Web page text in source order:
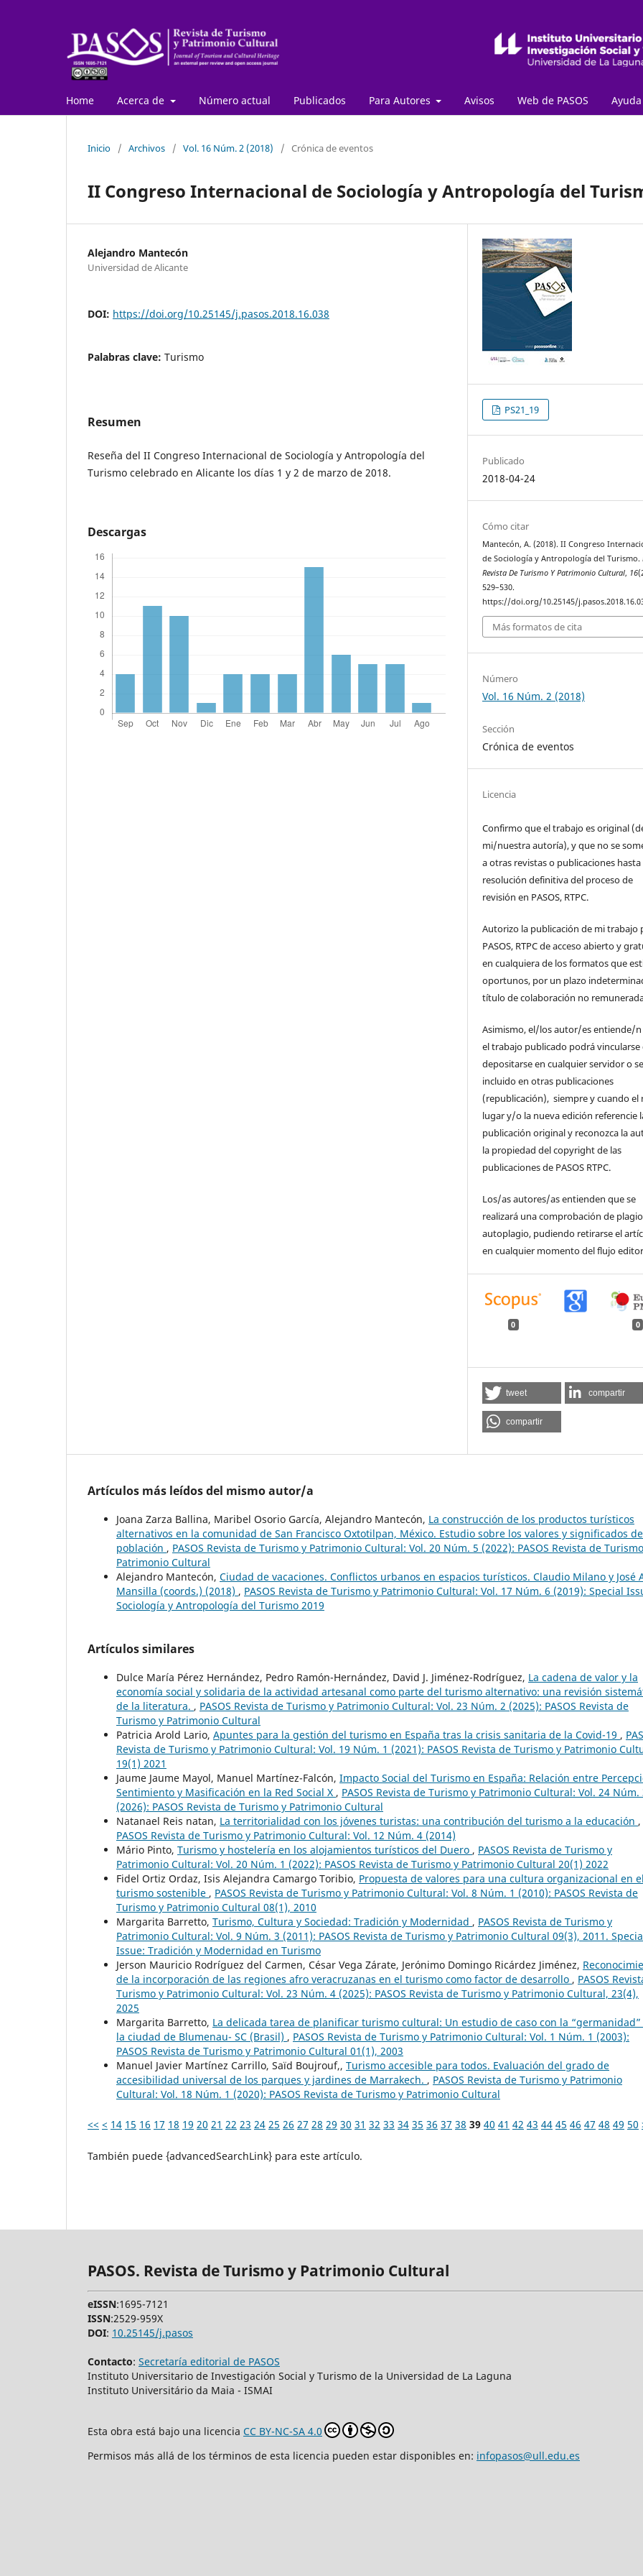
Home Acerca de Número actual Publicados Para Autores Avisos Web de PASOS Ayuda
Inicio / Archivos / Vol. 16 Núm. 2 (2018) / Crónica de eventos
II Congreso Internacional de Sociología y Antropología del
Alejandro Mantecón
Universidad de Alicante
DOI: https://doi.org/10.25145/j.pasos.2018.16.038
Palabras clave: Turismo
Resumen
Reseña del II Congreso Internacional de Sociología y Antropología del
Turismo celebrado en Alicante los días 1 y 2 de marzo de 2018.
Descargas
PS21_19
Publicado
2018-04-24
Cómo citar
Mantecón, A. (2018). II Congreso
de Sociología y Antropología del Turismo.
Revista De Turismo Y Patrimonio Cultural, 16
529–530.
https://doi.org/10.25145/
Más formatos de cita
Número
Vol. 16 Núm. 2 (2018)
Sección
Crónica de eventos
Licencia
Confirmo que el trabajo es original
mi/nuestra autoría), y que no se
a otras revistas o publicaciones hasta
resolución definitiva del proceso de
revisión en PASOS, RTPC.
Autorizo la publicación de mi trabajo
PASOS, RTPC de acceso abierto y
en cualquiera de los formatos que
oportunos, por un plazo
título de colaboración no
Asimismo, el/los autor/es entiende/
el trabajo publicado podrá vincularse
depositarse en cualquier servidor o
incluido en otras publicaciones
(republicación), siempre y cuando el
lugar y/o la nueva edición referencie
publicación original y reconozca la
la propiedad del copyright de las
publicaciones de PASOS RTPC.
Los/as autores/as entienden que se
realizará una comprobación de
autoplagio, pudiendo retirarse el
en cualquier momento del flujo
0 0
tweet compartir
compartir
Artículos más leídos del mismo autor/a
Joana Zarza Ballina, Maribel Osorio García, Alejandro Mantecón, La construcción de los productos turísticos
alternativos en la comunidad de San Francisco Oxtotilpan, México. Estudio sobre los valores y significados
población , PASOS Revista de Turismo y Patrimonio Cultural: Vol. 20 Núm. 5 (2022): PASOS Revista de
Patrimonio Cultural
Alejandro Mantecón, Ciudad de vacaciones. Conflictos urbanos en espacios turísticos. Claudio Milano y José
Mansilla (coords.) (2018) , PASOS Revista de Turismo y Patrimonio Cultural: Vol. 17 Núm. 6 (2019): Special
Sociología y Antropología del Turismo 2019
Artículos similares
Dulce María Pérez Hernández, Pedro Ramón-Hernández, David J. Jiménez-Rodríguez, La cadena de valor y la
economía social y solidaria de la actividad artesanal como parte del turismo alternativo: una revisión
de la literatura. , PASOS Revista de Turismo y Patrimonio Cultural: Vol. 23 Núm. 2 (2025): PASOS Revista de
Turismo y Patrimonio Cultural
Patricia Arold Lario, Apuntes para la gestión del turismo en España tras la crisis sanitaria de la Covid-19 ,
Revista de Turismo y Patrimonio Cultural: Vol. 19 Núm. 1 (2021): PASOS Revista de Turismo y Patrimonio
19(1) 2021
Jaume Jaume Mayol, Manuel Martínez-Falcón, Impacto Social del Turismo en España: Relación entre
Sentimiento y Masificación en la Red Social X , PASOS Revista de Turismo y Patrimonio Cultural: Vol. 24 Núm.
(2026): PASOS Revista de Turismo y Patrimonio Cultural
Natanael Reis natan, La territorialidad con los jóvenes turistas: una contribución del turismo a la educación ,
PASOS Revista de Turismo y Patrimonio Cultural: Vol. 12 Núm. 4 (2014)
Mário Pinto, Turismo y hostelería en los alojamientos turísticos del Duero , PASOS Revista de Turismo y
Patrimonio Cultural: Vol. 20 Núm. 1 (2022): PASOS Revista de Turismo y Patrimonio Cultural 20(1) 2022
Fidel Ortiz Ordaz, Isis Alejandra Camargo Toribio, Propuesta de valores para una cultura organizacional en el
turismo sostenible , PASOS Revista de Turismo y Patrimonio Cultural: Vol. 8 Núm. 1 (2010): PASOS Revista de
Turismo y Patrimonio Cultural 08(1), 2010
Margarita Barretto, Turismo, Cultura y Sociedad: Tradición y Modernidad , PASOS Revista de Turismo y
Patrimonio Cultural: Vol. 9 Núm. 3 (2011): PASOS Revista de Turismo y Patrimonio Cultural 09(3), 2011.
Issue: Tradición y Modernidad en Turismo
Jerson Mauricio Rodríguez del Carmen, César Vega Zárate, Jerónimo Domingo Ricárdez Jiménez,
de la incorporación de las regiones afro veracruzanas en el turismo como factor de desarrollo , PASOS
Turismo y Patrimonio Cultural: Vol. 23 Núm. 4 (2025): PASOS Revista de Turismo y Patrimonio Cultural, 23(4),
2025
Margarita Barretto, La delicada tarea de planificar turismo cultural: Un estudio de caso con la
la ciudad de Blumenau- SC (Brasil) , PASOS Revista de Turismo y Patrimonio Cultural: Vol. 1 Núm. 1 (2003):
PASOS Revista de Turismo y Patrimonio Cultural 01(1), 2003
Manuel Javier Martínez Carrillo, Saïd Boujrouf,, Turismo accesible para todos. Evaluación del grado de
accesibilidad universal de los parques y jardines de Marrakech. , PASOS Revista de Turismo y Patrimonio
Cultural: Vol. 18 Núm. 1 (2020): PASOS Revista de Turismo y Patrimonio Cultural
<< < 14 15 16 17 18 19 20 21 22 23 24 25 26 27 28 29 30 31 32 33 34 35 36 37 38 39 40 41 42 43 44 45 46 47 48 49 50
También puede {advancedSearchLink} para este artículo.
PASOS. Revista de Turismo y Patrimonio Cultural
eISSN:1695-7121
ISSN:2529-959X
DOI: 10.25145/j.pasos
Contacto: Secretaría editorial de PASOS
Instituto Universitario de Investigación Social y Turismo de la Universidad de La Laguna
Instituto Universitário da Maia - ISMAI
Esta obra está bajo una licencia CC BY-NC-SA 4.0
Permisos más allá de los términos de esta licencia pueden estar disponibles en: infopasos@ull.edu.es